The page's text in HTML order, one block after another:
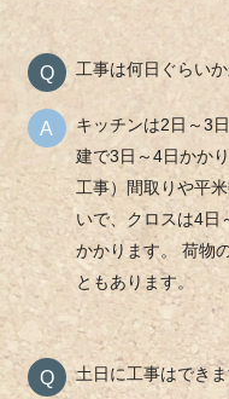
工事は何日ぐらい
キッチンは2日～3
建で3日～4日かか
工事）間取りや平
いで、クロスは4日
かかります。 荷物
ともあります。
土日に工事はできま